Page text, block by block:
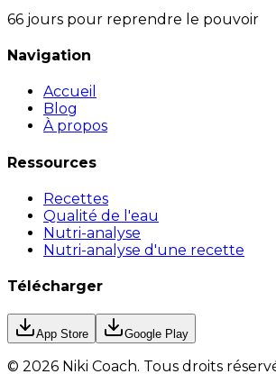
66 jours pour reprendre le pouvoir
Navigation
Accueil
Blog
À propos
Ressources
Recettes
Qualité de l'eau
Nutri-analyse
Nutri-analyse d'une recette
Télécharger
App Store Google Play
© 2026 Niki Coach. Tous droits